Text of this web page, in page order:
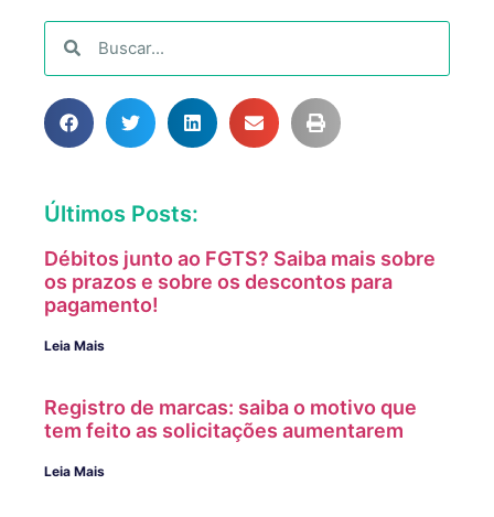
Últimos Posts:
Débitos junto ao FGTS? Saiba mais sobre
os prazos e sobre os descontos para
pagamento!
Leia Mais
Registro de marcas: saiba o motivo que
tem feito as solicitações aumentarem
Leia Mais